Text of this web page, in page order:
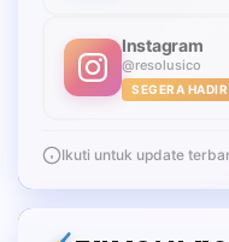
Instagram
@resolusico
SEGERA HADIR
Ikuti untuk update